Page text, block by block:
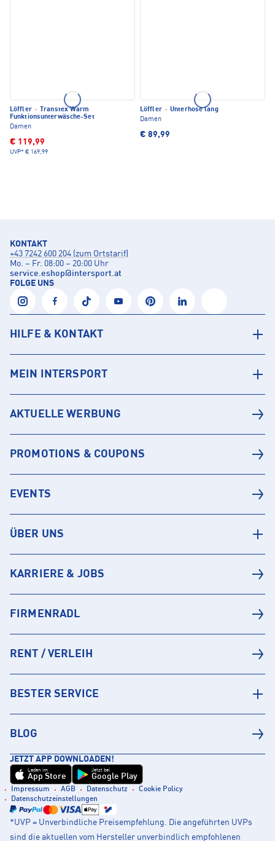
Löffler ·
Transtex Warm
Funktionsunterwäsche-Set
Damen
€ 119,99
UVP* € 169,99
Löffler · Unterhose lang
Damen
€ 89,99
KONTAKT
+43 7242 600 204 (zum Ortstarif)
Mo. – Fr. 08:00 – 20:00 Uhr
service.eshop@intersport.at
FOLGE UNS
HILFE & KONTAKT
MEIN INTERSPORT
AKTUELLE WERBUNG
PROMOTIONS & COUPONS
EVENTS
ÜBER UNS
KARRIERE & JOBS
FIRMENRADL
RENT / VERLEIH
BESTER SERVICE
BLOG
JETZT APP DOWNLOADEN!
Laden im
App Store
Jetzt bei
Google Play
Impressum AGB Datenschutz
Cookie Policy
Datenschutzeinstellungen
*UVP = Unverbindliche Preisempfehlung. Die angeführten UVPs
sind die aktuellen vom Hersteller unverbindlich empfohlenen